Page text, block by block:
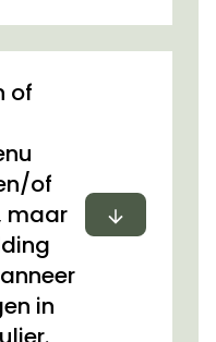
of
of
maar
in
Uitvouwen